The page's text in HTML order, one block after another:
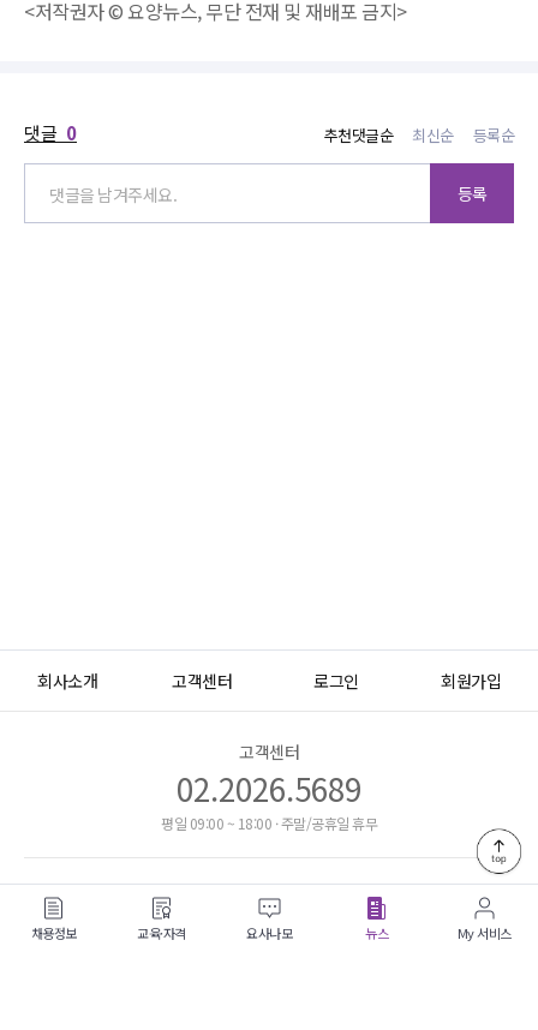
<저작권자 © 요양뉴스, 무단 전재 및 재배포 금지>
댓글 0 추천댓글순 최신순 등록순
등록
회사소개 고객센터 로그인 회원가입
개인정보처리방침 이메일무단수집거부
주식회사 케어런츠
고객센터
02.2026.5689
평일 09:00 ~ 18:00 · 주말/공휴일 휴무
채용정보 교육·자격 요사나모 뉴스 My 서비스